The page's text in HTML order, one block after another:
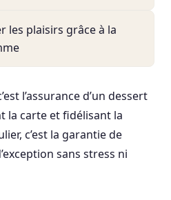
les plaisirs grâce à la
l’assurance d’un dessert
la carte et fidélisant la
c’est la garantie de
sans stress ni